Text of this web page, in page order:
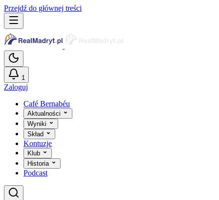
Przejdź do głównej treści
1
Zaloguj
Café Bernabéu
Aktualności
Wyniki
Skład
Kontuzje
Klub
Historia
Podcast